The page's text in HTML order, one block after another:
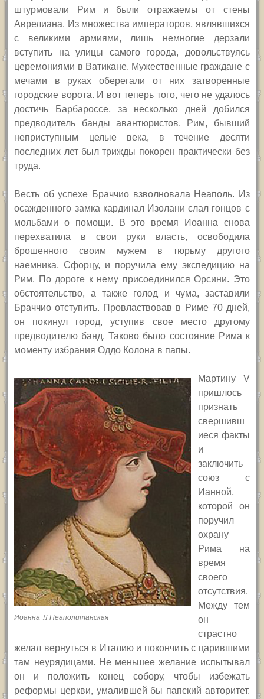
штурмовали Рим и были отражаемы от стены
Аврелиана. Из множества императоров, являвшихся
с великими армиями, лишь немногие дерзали
вступить на улицы самого города, довольствуясь
церемониями в Ватикане. Мужественные граждане с
мечами в руках оберегали от них затворенные
городские ворота. И вот теперь того, чего не удалось
достичь Барбароссе, за несколько дней добился
предводитель банды авантюристов. Рим, бывший
неприступным целые века, в течение десяти
последних лет был трижды покорен практически без
труда.
Весть об успехе Браччио взволновала Неаполь. Из
осажденного замка кардинал Изолани слал гонцов с
мольбами о помощи. В это время Иоанна снова
перехватила в свои руки власть, освободила
брошенного своим мужем в тюрьму другого
наемника, Сфорцу, и поручила ему экспедицию на
Рим. По дороге к нему присоединился Орсини. Это
обстоятельство, а также голод и чума, заставили
Браччио отступить. Провластвовав в Риме 70 дней,
он покинул город, уступив свое место другому
предводителю банд. Таково было состояние Рима к
моменту избрания Оддо Колона в папы.
Иоанна II Неаполитанская
Мартину V
пришлось
признать
свершивш
иеся факты
и
заключить
союз с
Ианной,
которой он
поручил
охрану
Рима на
время
своего
отсутствия.
Между тем
он
страстно
желал вернуться в Италию и покончить с царившими
там неурядицами. Не меньшее желание испытывал
он и положить конец собору, чтобы избежать
реформы церкви, умалившей бы папский авторитет.